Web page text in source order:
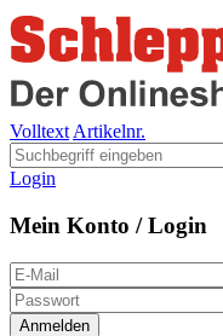
Volltext Artikelnr.
Login
Mein Konto / Login